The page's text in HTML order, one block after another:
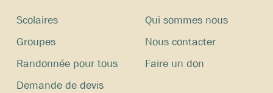
Scolaires
Groupes
Randonnée pour tous
Demande de devis
Qui sommes nous
Nous contacter
Faire un don